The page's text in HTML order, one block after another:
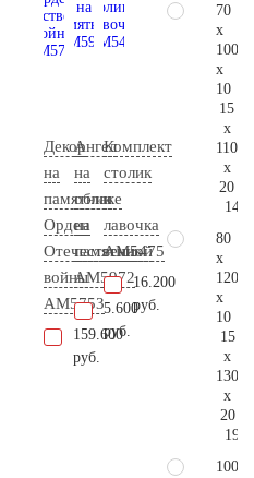
Декор
на
памятник
Орден
Отечественной
войны
AM5753
159.600
руб.
Ангел
на
облаке
на
памятник
AM5972
5.600
руб.
Комплект
столик
и
лавочка
АМ5475
16.200
руб.
70
x
100
x
10
15
x
110
x
20
80
x
120
x
10
15
x
130
x
20
100